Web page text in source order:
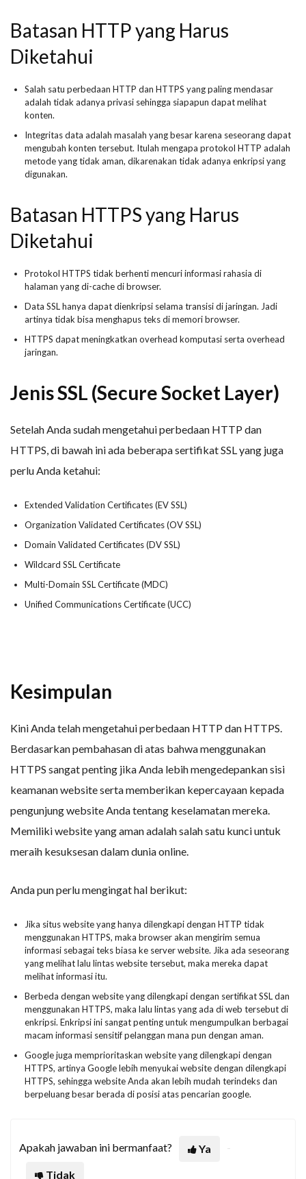
Batasan HTTP yang Harus
Diketahui
Salah satu perbedaan HTTP dan HTTPS yang paling mendasar
adalah tidak adanya privasi sehingga siapapun dapat melihat
konten.
Integritas data adalah masalah yang besar karena seseorang dapat
mengubah konten tersebut. Itulah mengapa protokol HTTP adalah
metode yang tidak aman, dikarenakan tidak adanya enkripsi yang
digunakan.
Batasan HTTPS yang Harus
Diketahui
Protokol HTTPS tidak berhenti mencuri informasi rahasia di
halaman yang di-cache di browser.
Data SSL hanya dapat dienkripsi selama transisi di jaringan. Jadi
artinya tidak bisa menghapus teks di memori browser.
HTTPS dapat meningkatkan overhead komputasi serta overhead
jaringan.
Jenis SSL (Secure Socket Layer)
Setelah Anda sudah mengetahui perbedaan HTTP dan
HTTPS, di bawah ini ada beberapa sertifikat SSL yang juga
perlu Anda ketahui:
Extended Validation Certificates (EV SSL)
Organization Validated Certificates (OV SSL)
Domain Validated Certificates (DV SSL)
Wildcard SSL Certificate
Multi-Domain SSL Certificate (MDC)
Unified Communications Certificate (UCC)
Kesimpulan
Kini Anda telah mengetahui perbedaan HTTP dan HTTPS.
Berdasarkan pembahasan di atas bahwa menggunakan
HTTPS sangat penting jika Anda lebih mengedepankan sisi
keamanan website serta memberikan kepercayaan kepada
pengunjung website Anda tentang keselamatan mereka.
Memiliki website yang aman adalah salah satu kunci untuk
meraih kesuksesan dalam dunia online.
Anda pun perlu mengingat hal berikut:
Jika situs website yang hanya dilengkapi dengan HTTP tidak
menggunakan HTTPS, maka browser akan mengirim semua
informasi sebagai teks biasa ke server website. Jika ada seseorang
yang melihat lalu lintas website tersebut, maka mereka dapat
melihat informasi itu.
Berbeda dengan website yang dilengkapi dengan sertifikat SSL dan
menggunakan HTTPS, maka lalu lintas yang ada di web tersebut di
enkripsi. Enkripsi ini sangat penting untuk mengumpulkan berbagai
macam informasi sensitif pelanggan mana pun dengan aman.
Google juga memprioritaskan website yang dilengkapi dengan
HTTPS, artinya Google lebih menyukai website dengan dilengkapi
HTTPS, sehingga website Anda akan lebih mudah terindeks dan
berpeluang besar berada di posisi atas pencarian google.
Apakah jawaban ini bermanfaat?
Ya
Tidak